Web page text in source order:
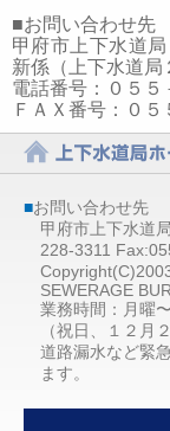
■お問い合わせ先
甲府市上下水道
新係（上下水道局
電話番号 ：０５
ＦＡＸ番号：０
■お問い合わせ先
甲府市上下水道
228-3311
SEWERAGE
業務時間：月曜
（祝日、１２月
道路漏水など緊
ます。